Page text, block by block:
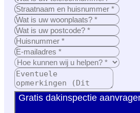
Gratis dakinspectie